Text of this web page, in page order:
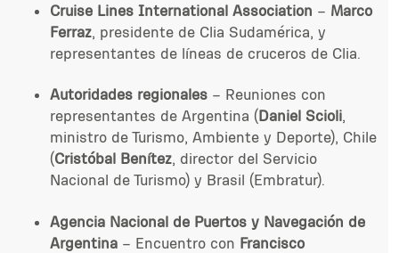
Cruise Lines International Association – Marco
Ferraz, presidente de Clia Sudamérica, y
representantes de líneas de cruceros de Clia.
Autoridades regionales – Reuniones con
representantes de Argentina (Daniel Scioli,
ministro de Turismo, Ambiente y Deporte), Chile
(Cristóbal Benítez, director del Servicio
Nacional de Turismo) y Brasil (Embratur).
Agencia Nacional de Puertos y Navegación de
Argentina – Encuentro con Francisco